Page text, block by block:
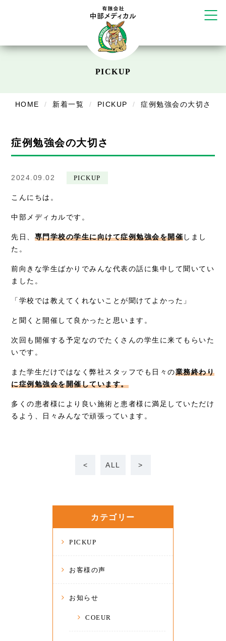
塚店
デイサービス
在宅訪問
お知らせ
採用情報
PICKUP
HOME 新着一覧 PICKUP 症例勉強会の大切さ
症例勉強会の大切さ
2024.09.02 PICKUP
こんにちは。
中部メディカルです。
先日、 専門学校の学生に向けて症例勉強会を開催しまし
た。
前向きな学生ばかりでみんな代表の話に集中して聞いてい
ました。
「学校では教えてくれないことが聞けてよかった」
と聞くと開催して良かったと思います。
次回も開催する予定なのでたくさんの学生に来てもらいた
いです。
また学生だけではなく弊社スタッフでも日々の業務終わり
に症例勉強会を開催しています。
多くの患者様により良い施術と患者様に満足していただけ
るよう、日々みんなで頑張っています。
< ALL >
カテゴリー
PICKUP
お客様の声
お知らせ
COEUR